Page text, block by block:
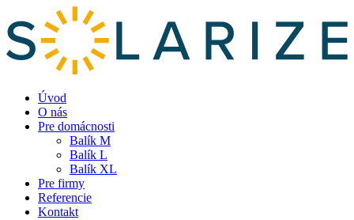
Úvod
O nás
Pre domácnosti
Balík M
Balík L
Balík XL
Pre firmy
Referencie
Kontakt